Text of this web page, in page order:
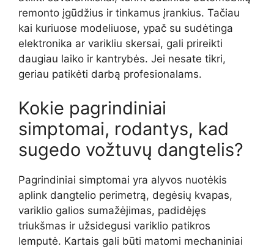
remonto įgūdžius ir tinkamus įrankius. Tačiau
kai kuriuose modeliuose, ypač su sudėtinga
elektronika ar varikliu skersai, gali prireikti
daugiau laiko ir kantrybės. Jei nesate tikri,
geriau patikėti darbą profesionalams.
Kokie pagrindiniai
simptomai, rodantys, kad
sugedo vožtuvų dangtelis?
Pagrindiniai simptomai yra alyvos nuotėkis
aplink dangtelio perimetrą, degėsių kvapas,
variklio galios sumažėjimas, padidėjęs
triukšmas ir užsidegusi variklio patikros
lemputė. Kartais gali būti matomi mechaniniai